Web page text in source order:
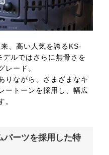
、高い人気を誇るKS-
ルではさらに無骨さを
レード。
りながら、さまざまなキ
ートーンを採用し、幅広
。
パーツを採用した特